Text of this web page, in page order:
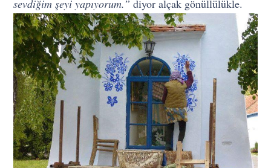
sevdiğim şeyi yapıyorum.” diyor alçak gönüllülükle.